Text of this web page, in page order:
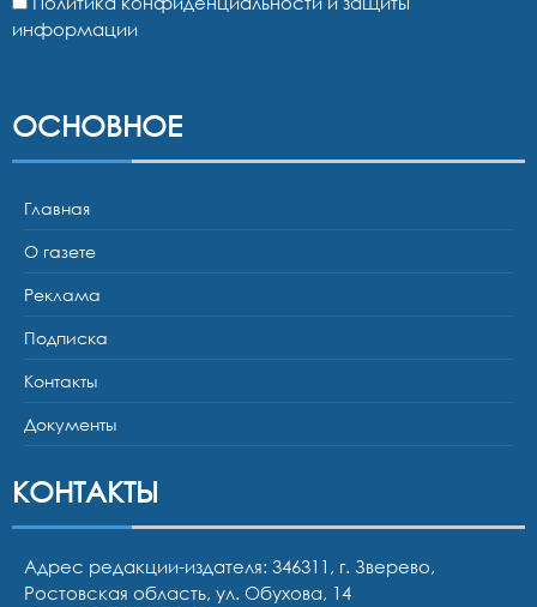
информации
ОСНОВНОЕ
Главная
О газете
Реклама
Подписка
Контакты
Документы
КОНТАКТЫ
Адрес редакции-издателя: 346311, г. Зверево,
Ростовская область, ул. Обухова, 14